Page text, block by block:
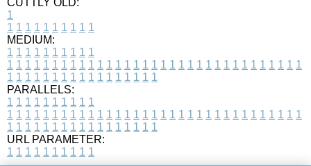
1
1 1 1 1 1 1 1 1 1 1
MEDIUM:
1 1 1 1 1 1 1 1 1 1
1 1 1 1 1 1 1 1 1 1 1 1 1 1 1 1 1 1 1 1 1 1 1 1 1 1 1 1 1 1 1 1 1
1 1 1 1 1 1 1 1 1 1 1 1 1 1 1 1 1
PARALLELS:
1 1 1 1 1 1 1 1 1 1
1 1 1 1 1 1 1 1 1 1 1 1 1 1 1 1 1 1 1 1 1 1 1 1 1 1 1 1 1 1 1 1 1
1 1 1 1 1 1 1 1 1 1 1 1 1 1 1 1 1
URL PARAMETER:
1 1 1 1 1 1 1 1 1 1